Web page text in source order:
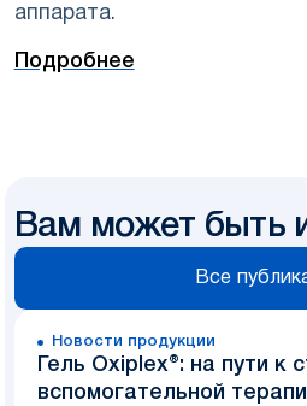
аппарата.
Подробнее
Вам может быть
Все
Новости продукции
Гель Oxiplex®: на пути к
вспомогательной